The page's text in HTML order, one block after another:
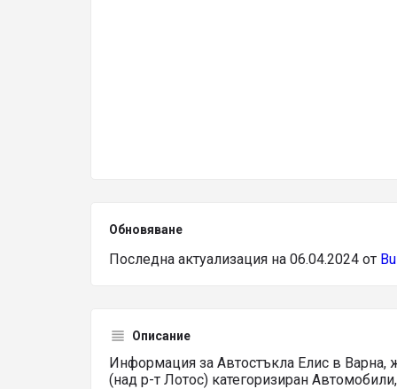
Обновяване
Последна актуализация на 06.04.2024 от
Описание
Информация за Автостъкла Елис в Варна,
(над р-т Лотос) категоризиран